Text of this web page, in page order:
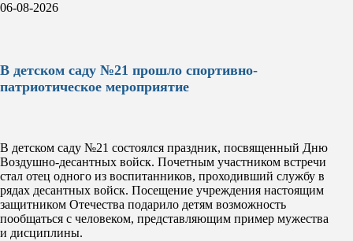
06-08-2026
В детском саду №21 прошло спортивно-
патриотическое мероприятие
В детском саду №21 состоялся праздник, посвященный Дню
Воздушно-десантных войск. Почетным участником встречи
стал отец одного из воспитанников, проходивший службу в
рядах десантных войск. Посещение учреждения настоящим
защитником Отечества подарило детям возможность
пообщаться с человеком, представляющим пример мужества
и дисциплины.